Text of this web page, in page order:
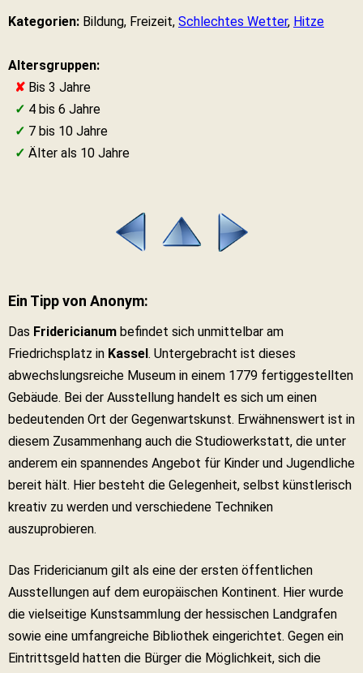
Kategorien: Bildung, Freizeit, Schlechtes Wetter, Hitze
Altersgruppen:
✘ Bis 3 Jahre
✓ 4 bis 6 Jahre
✓ 7 bis 10 Jahre
✓ Älter als 10 Jahre
Ein Tipp von Anonym:
Das Fridericianum befindet sich unmittelbar am
Friedrichsplatz in Kassel. Untergebracht ist dieses
abwechslungsreiche Museum in einem 1779 fertiggestellten
Gebäude. Bei der Ausstellung handelt es sich um einen
bedeutenden Ort der Gegenwartskunst. Erwähnenswert ist in
diesem Zusammenhang auch die Studiowerkstatt, die unter
anderem ein spannendes Angebot für Kinder und Jugendliche
bereit hält. Hier besteht die Gelegenheit, selbst künstlerisch
kreativ zu werden und verschiedene Techniken
auszuprobieren.
Das Fridericianum gilt als eine der ersten öffentlichen
Ausstellungen auf dem europäischen Kontinent. Hier wurde
die vielseitige Kunstsammlung der hessischen Landgrafen
sowie eine umfangreiche Bibliothek eingerichtet. Gegen ein
Eintrittsgeld hatten die Bürger die Möglichkeit, sich die